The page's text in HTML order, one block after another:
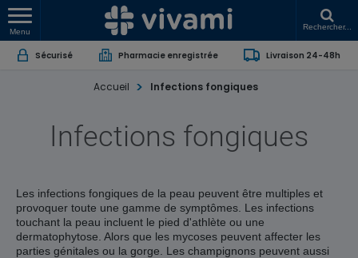
Menu
Rechercher...
Sécurisé Pharmacie enregistrée Livraison 24-48h
Accueil Infections fongiques
Infections fongiques
Les infections fongiques de la peau peuvent être multiples et
provoquer toute une gamme de symptômes. Les infections
touchant la peau incluent le pied d'athlète ou une
dermatophytose. Alors que les mycoses peuvent affecter les
parties génitales ou la gorge. Les champignons peuvent aussi